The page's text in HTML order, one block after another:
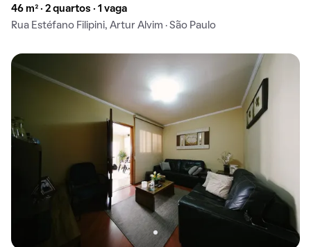
46 m² · 2 quartos · 1 vaga
Rua Estéfano Filipini, Artur Alvim · São Paulo